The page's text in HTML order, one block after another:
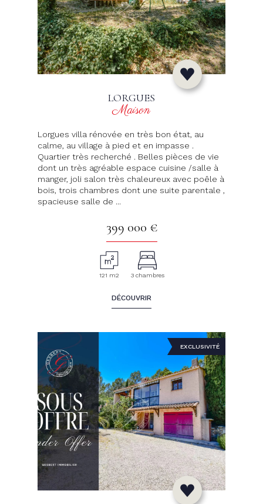
LORGUES
Maison
Lorgues villa rénovée en très bon état, au
calme, au village à pied et en impasse .
Quartier très recherché . Belles pièces de vie
dont un très agréable espace cuisine /salle à
manger, joli salon très chaleureux avec poêle à
bois, trois chambres dont une suite parentale ,
spacieuse salle de ...
399 000 €
121 m2 3 chambres
DÉCOUVRIR
EXCLUSIVITÉ